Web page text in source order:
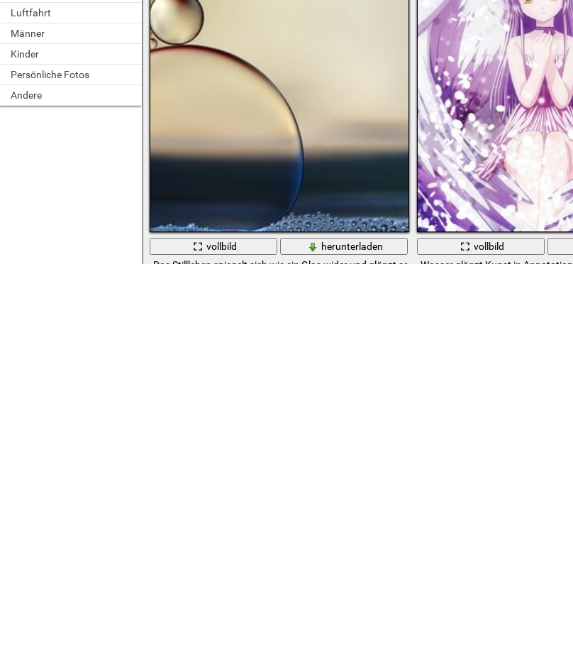
Luftfahrt
Männer
Kinder
Persönliche Fotos
Andere
vollbild
herunterladen
Das Stillleben spiegelt sich wie ein Glas wider und glänzt schön
vollbild
Wasser glänzt Kunst in Annotation